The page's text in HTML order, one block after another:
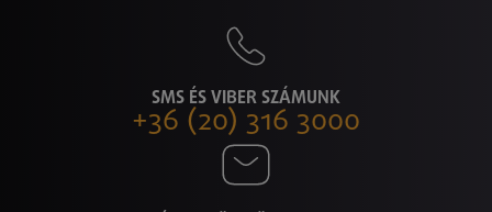
SMS ÉS VIBER SZÁMUNK
+36 (20) 316 3000